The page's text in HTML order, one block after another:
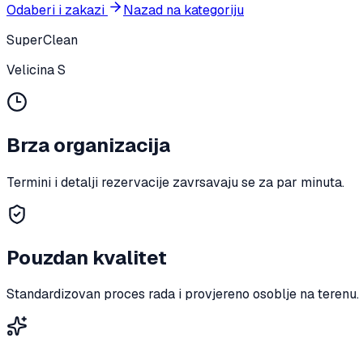
Odaberi i zakazi
Nazad na kategoriju
SuperClean
Velicina S
Brza organizacija
Termini i detalji rezervacije zavrsavaju se za par minuta.
Pouzdan kvalitet
Standardizovan proces rada i provjereno osoblje na terenu.